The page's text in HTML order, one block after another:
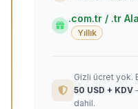
.com.tr / .tr
Yıllık
Gizli ücret yok.
50 USD + KDV
dahil.